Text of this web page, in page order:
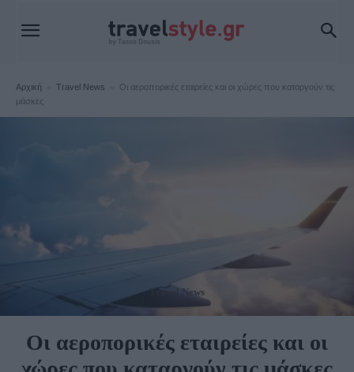
Αρχική Travel News
Οι αεροπορικές εταιρείες και οι χώρες που καταργούν τις
μάσκες
Travel News
Οι αεροπορικές εταιρείες και οι